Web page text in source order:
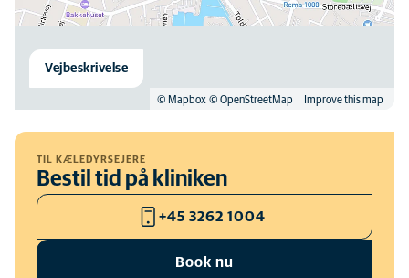
© Mapbox © OpenStreetMap Improve this map
Vejbeskrivelse
TIL KÆLEDYRSEJERE
Bestil tid på kliniken
+45 3262 1004
Book nu